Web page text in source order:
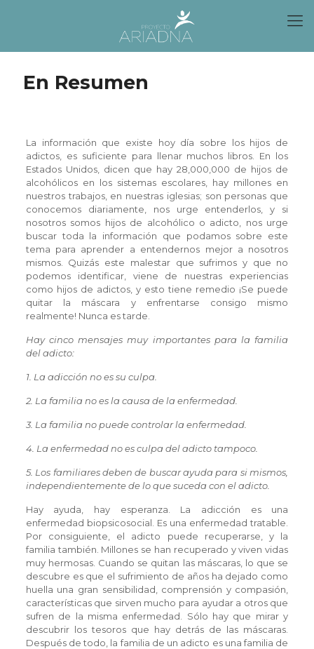
En Resumen
La información que existe hoy día sobre los hijos de
adictos, es suficiente para llenar muchos libros. En los
Estados Unidos, dicen que hay 28,000,000 de hijos de
alcohólicos en los sistemas escolares, hay millones en
nuestros trabajos, en nuestras iglesias; son personas que
conocemos diariamente, nos urge entenderlos, y si
nosotros somos hijos de alcohólico o adicto, nos urge
buscar toda la información que podamos sobre este
tema para aprender a entendernos mejor a nosotros
mismos. Quizás este malestar que sufrimos y que no
podemos identificar, viene de nuestras experiencias
como hijos de adictos, y esto tiene remedio ¡Se puede
quitar la máscara y enfrentarse consigo mismo
realmente! Nunca es tarde.
Hay cinco mensajes muy importantes para la familia
del adicto:
1. La adicción no es su culpa.
2. La familia no es la causa de la enfermedad.
3. La familia no puede controlar la enfermedad.
4. La enfermedad no es culpa del adicto tampoco.
5. Los familiares deben de buscar ayuda para si mismos,
independientemente de lo que suceda con el adicto.
Hay ayuda, hay esperanza. La adicción es una
enfermedad biopsicosocial. Es una enfermedad tratable.
Por consiguiente, el adicto puede recuperarse, y la
familia también. Millones se han recuperado y viven vidas
muy hermosas. Cuando se quitan las máscaras, lo que se
descubre es que el sufrimiento de años ha dejado como
huella una gran sensibilidad, comprensión y compasión,
características que sirven mucho para ayudar a otros que
sufren de la misma enfermedad. Sólo hay que mirar y
descubrir los tesoros que hay detrás de las máscaras.
Después de todo, la familia de un adicto es una familia de